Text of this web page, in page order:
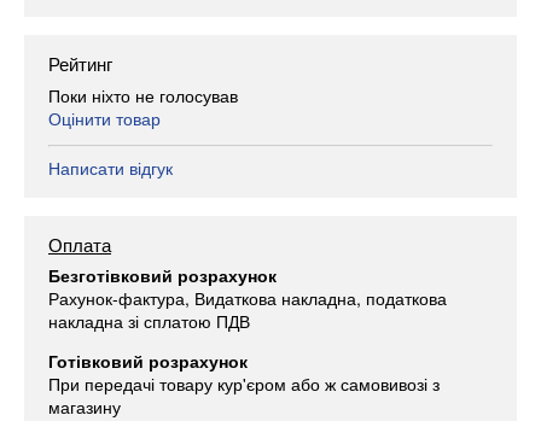
Рейтинг
Поки ніхто не голосував
Оцінити товар
Написати відгук
Оплата
Безготівковий розрахунок
Рахунок-фактура, Видаткова накладна, податкова
накладна зі сплатою ПДВ
Готівковий розрахунок
При передачі товару кур'єром або ж самовивозі з
магазину